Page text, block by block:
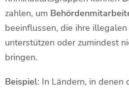
zahlen, um
beeinflussen, die ihre
unterstützen oder zumindest
bringen.
Beispiel: In Ländern, in denen